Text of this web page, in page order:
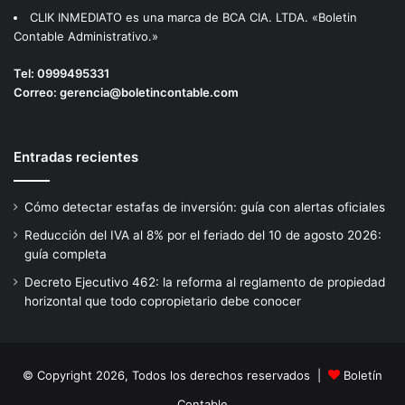
CLIK INMEDIATO es una marca de BCA CIA. LTDA. «Boletin
Contable Administrativo.»
Tel: 0999495331
Correo: gerencia@boletincontable.com
Entradas recientes
Cómo detectar estafas de inversión: guía con alertas oficiales
Reducción del IVA al 8% por el feriado del 10 de agosto 2026:
guía completa
Decreto Ejecutivo 462: la reforma al reglamento de propiedad
horizontal que todo copropietario debe conocer
© Copyright 2026, Todos los derechos reservados |
Boletín